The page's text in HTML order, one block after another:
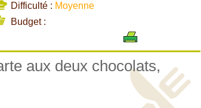
Difficulté : Moyenne
Budget :
aux deux chocolats,